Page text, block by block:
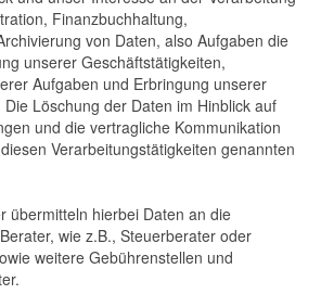
Finanzbuchhaltung,
von Daten, also Aufgaben die
unserer Geschäftstätigkeiten,
Aufgaben und Erbringung unserer
Löschung der Daten im Hinblick auf
und die vertragliche Kommunikation
Verarbeitungstätigkeiten genannten
übermitteln hierbei Daten an die
wie z.B., Steuerberater oder
weitere Gebührenstellen und